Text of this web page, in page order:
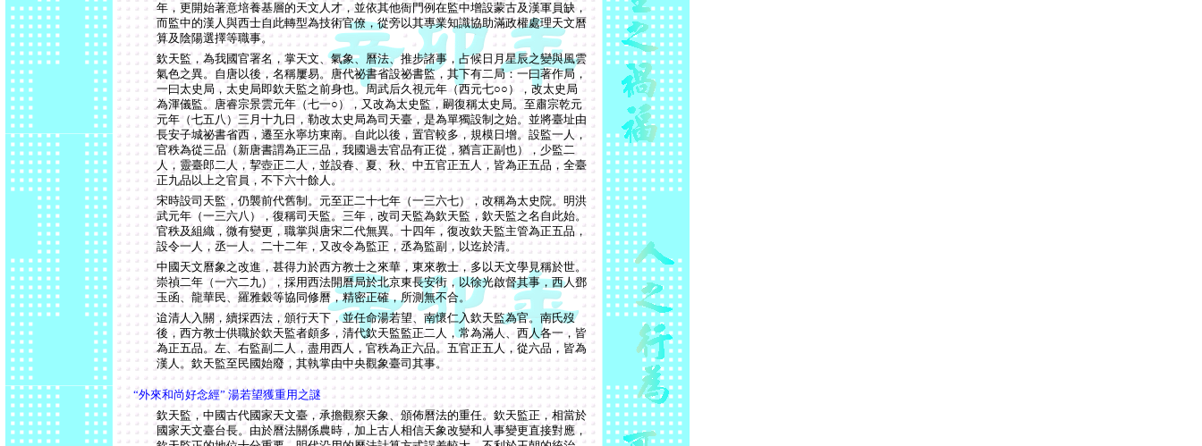
年，更開始著意培養基層的天文人才，並依其他衙門例在監中增設蒙古及漢軍員缺，
而監中的漢人與西士自此轉型為技術官僚，從旁以其專業知識協助滿政權處理天文曆
算及陰陽選擇等職事。
欽天監，為我國官署名，掌天文、氣象、曆法、推步諸事，占候日月星辰之變與風雲
氣色之異。自唐以後，名稱屢易。唐代祕書省設祕書監，其下有二局：一曰著作局，
一曰太史局，太史局即欽天監之前身也。周武后久視元年（西元七○○），改太史局
為渾儀監。唐睿宗景雲元年（七一○），又改為太史監，嗣復稱太史局。至肅宗乾元
元年（七五八）三月十九日，勒改太史局為司天臺，是為單獨設制之始。並將臺址由
長安子城祕書省西，遷至永寧坊東南。自此以後，置官較多，規模日增。設監一人，
官秩為從三品（新唐書謂為正三品，我國過去官品有正從，猶言正副也），少監二
人，靈臺郎二人，挈壺正二人，並設春、夏、秋、中五官正五人，皆為正五品，全臺
正九品以上之官員，不下六十餘人。
宋時設司天監，仍襲前代舊制。元至正二十七年（一三六七），改稱為太史院。明洪
武元年（一三六八），復稱司天監。三年，改司天監為欽天監，欽天監之名自此始。
官秩及組織，微有變更，職掌與唐宋二代無異。十四年，復改欽天監主管為正五品，
設令一人，丞一人。二十二年，又改令為監正，丞為監副，以迄於清。
中國天文曆象之改進，甚得力於西方教士之來華，東來教士，多以天文學見稱於世。
崇禎二年（一六二九），採用西法開曆局於北京東長安街，以徐光啟督其事，西人鄧
玉函、龍華民、羅雅穀等協同修曆，精密正確，所測無不合。
迨清人入關，續採西法，頒行天下，並任命湯若望、南懷仁入欽天監為官。南氏歿
後，西方教士供職於欽天監者頗多，清代欽天監監正二人，常為滿人、西人各一，皆
為正五品。左、右監副二人，盡用西人，官秩為正六品。五官正五人，從六品，皆為
漢人。欽天監至民國始廢，其執掌由中央觀象臺司其事。
“外來和尚好念經” 湯若望獲重用之謎
欽天監，中國古代國家天文臺，承擔觀察天象、頒佈曆法的重任。欽天監正，相當於
國家天文臺台長。由於曆法關係農時，加上古人相信天象改變和人事變更直接對應，